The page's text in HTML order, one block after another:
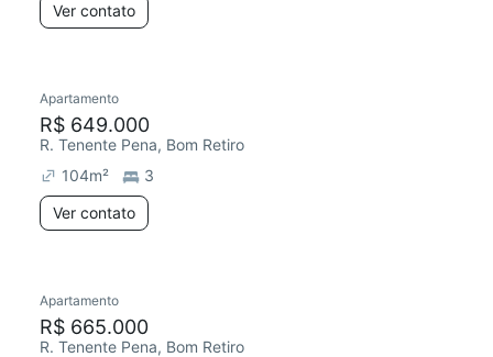
Ver contato
Apartamento
R$ 649.000
R. Tenente Pena, Bom Retiro
104m²
3
Ver contato
Apartamento
R$ 665.000
R. Tenente Pena, Bom Retiro